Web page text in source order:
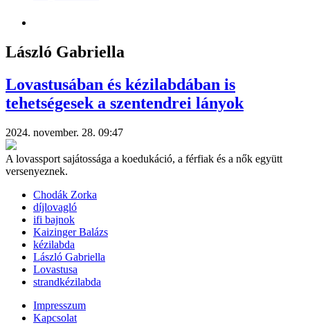
László Gabriella
Lovastusában és kézilabdában is
tehetségesek a szentendrei lányok
2024. november. 28. 09:47
A lovassport sajátossága a koedukáció, a férfiak és a nők együtt
versenyeznek.
Chodák Zorka
díjlovagló
ifi bajnok
Kaizinger Balázs
kézilabda
László Gabriella
Lovastusa
strandkézilabda
Impresszum
Kapcsolat